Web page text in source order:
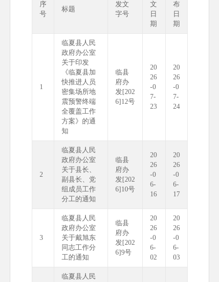
序
号
标题
发文
字号
文
日
期
布
日
期
1
临夏县人民
政府办公室
关于印发
《临夏县加
快推进人员
密集场所地
震预警终端
全覆盖工作
方案》的通
知
临县
府办
发[202
6]12号
20
26
-0
7-
23
20
26
-0
7-
24
2
临夏县人民
政府办公室
关于县长、
副县长、党
组成员工作
分工的通知
临县
府办
发[202
6]10号
20
26
-0
6-
16
20
26
-0
6-
17
3
临夏县人民
政府办公室
关于戴旭东
同志工作分
工的通知
临县
府办
发[202
6]9号
20
26
-0
6-
02
20
26
-0
6-
03
临夏县人民